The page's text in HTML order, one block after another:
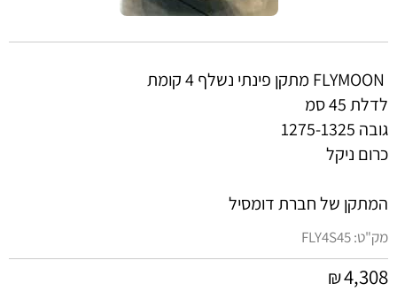
לדלת 45 סמ
גובה 1275-1325
כרום ניקל
המתקן של חברת דומסיל
מק"ט:FLY4S45
₪4,308